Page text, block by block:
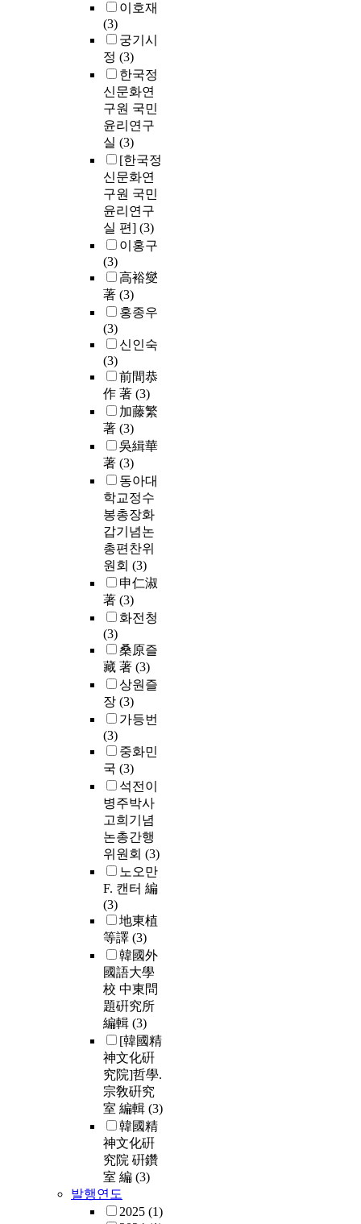
이호재
(3)
궁기시
정 (3)
한국정
신문화연
구원 국민
윤리연구
실 (3)
[한국정
신문화연
구원 국민
윤리연구
실 편] (3)
이홍구
(3)
高裕燮
著 (3)
홍종우
(3)
신인숙
(3)
前間恭
作 著 (3)
加藤繁
著 (3)
吳緝華
著 (3)
동아대
학교정수
봉총장화
갑기념논
총편찬위
원회 (3)
申仁淑
著 (3)
화전청
(3)
桑原즐
藏 著 (3)
상원즐
장 (3)
가등번
(3)
중화민
국 (3)
석전이
병주박사
고희기념
논총간행
위원회 (3)
노오만
F. 캔터 編
(3)
地東植
等譯 (3)
韓國外
國語大學
校 中東問
題硏究所
編輯 (3)
[韓國精
神文化硏
究院]哲學.
宗敎硏究
室 編輯 (3)
韓國精
神文化硏
究院 硏鑽
室 編 (3)
발행연도
2025 (1)